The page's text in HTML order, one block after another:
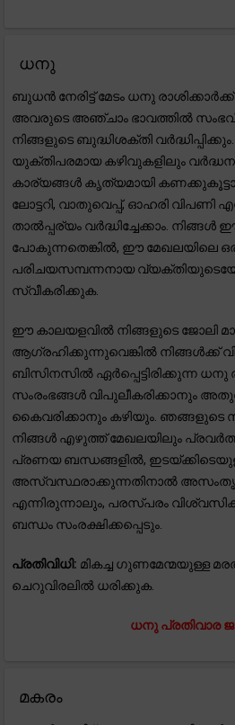
ധനു
ബുധൻ നേരിട്ട് മേടം ധനു
അവരുടെ അഞ്ചാം ഭാവത്തിൽ
നിങ്ങളുടെ ബുദ്ധിശക്തി
യുക്തിപരമായ കഴിവുകളിലും
കാര്യങ്ങൾ കൃത്യമായി
ലോട്ടറി, വാതുവെപ്പ്, ഓഹരി വിപണി
താൽപ്പര്യം വർദ്ധിച്ചേക്കാം.
പോകുന്നതെങ്കിൽ, ഈ മേഖലയിലെ ഒരു
പരിചയസമ്പന്നനായ
സ്വീകരിക്കുക.
ഈ കാലയളവിൽ നിങ്ങളുടെ ജോലി
ആഗ്രഹിക്കുന്നുവെങ്കിൽ നിങ്ങൾക്ക്
ബിസിനസിൽ ഏർപ്പെട്ടിരിക്കുന്ന ധനു
സംരംഭങ്ങൾ വിപുലീകരിക്കാനും
കൈവരിക്കാനും കഴിയും. ഞങ്ങളുടെ
നിങ്ങൾ എഴുത്ത് മേഖലയിലും
പ്രണയ ബന്ധങ്ങളിൽ,
അസ്വസ്ഥരാക്കുന്നതിനാൽ അസംതൃപ്തി
എന്നിരുന്നാലും, പരസ്പരം
ബന്ധം സംരക്ഷിക്കപ്പെടും.
പ്രതിവിധി: മികച്ച ഗുണമേന്മയുള്ള
ചെറുവിരലിൽ ധരിക്കുക.
ധനു പ്രതിവാര
മകരം